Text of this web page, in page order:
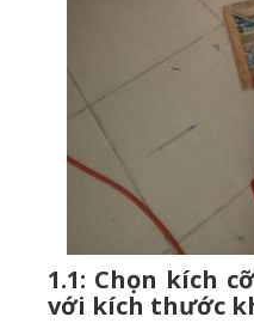
1.1: Chọn kích
với kích thước